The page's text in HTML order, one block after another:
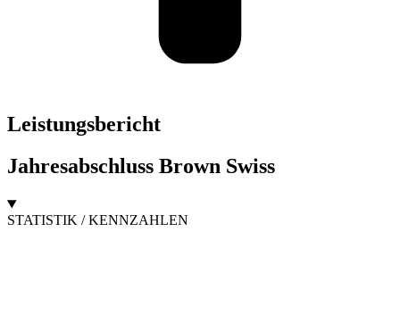
Leistungsbericht
Jahresabschluss Brown Swiss
STATISTIK / KENNZAHLEN